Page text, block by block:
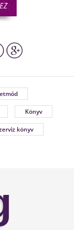
Könyv
könyv